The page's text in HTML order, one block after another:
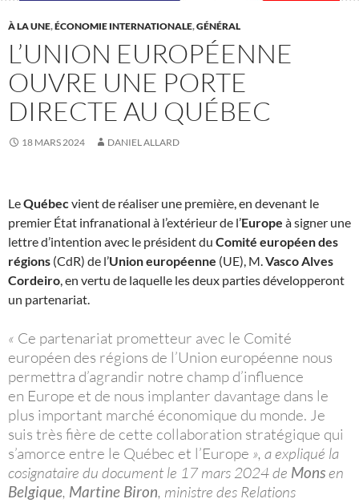
À LA UNE,ÉCONOMIE INTERNATIONALE,GÉNÉRAL
L’UNION EUROPÉENNE
OUVRE UNE PORTE
DIRECTE AU QUÉBEC
18 MARS 2024 DANIEL ALLARD
LeQuébecvient de réaliser une première, en devenant le
premier État infranational à l’extérieur de l’Europe à signer une
lettre d’intention avec le président du Comité européen des
régions (CdR) de l’Union européenne (UE), M.Vasco Alves
Cordeiro, en vertu de laquelle les deux parties développeront
un partenariat.
« Ce partenariat prometteur avec le Comité
européen des régions de l’Union européenne nous
permettra d’agrandir notre champ d’influence
en Europe et de nous implanter davantage dans le
plus important marché économique du monde. Je
suis très fière de cette collaboration stratégique qui
s’amorce entre le Québec et l’Europe », a expliqué la
cosignataire du document le 17 mars 2024 de Monsen
Belgique, Martine Biron, ministre des Relations